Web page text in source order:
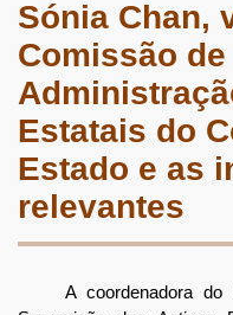
Sónia Chan,
Comissão
Estatais do
Estado e as
relevantes
A coordenadora do